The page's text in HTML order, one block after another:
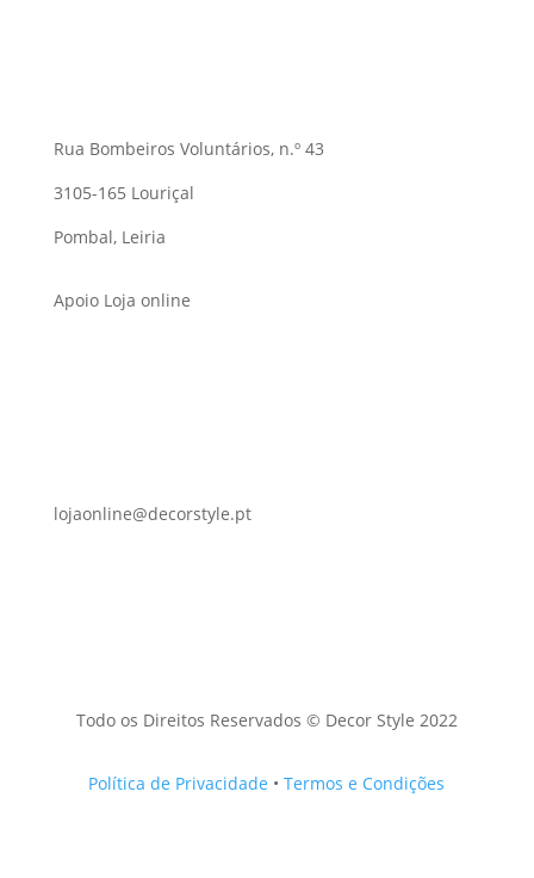
Rua Bombeiros Voluntários, n.º 43
3105-165 Louriçal
Pombal, Leiria
Apoio Loja online
lojaonline@decorstyle.pt
Todo os Direitos Reservados © Decor Style 2022
Política de Privacidade •Termos e Condições